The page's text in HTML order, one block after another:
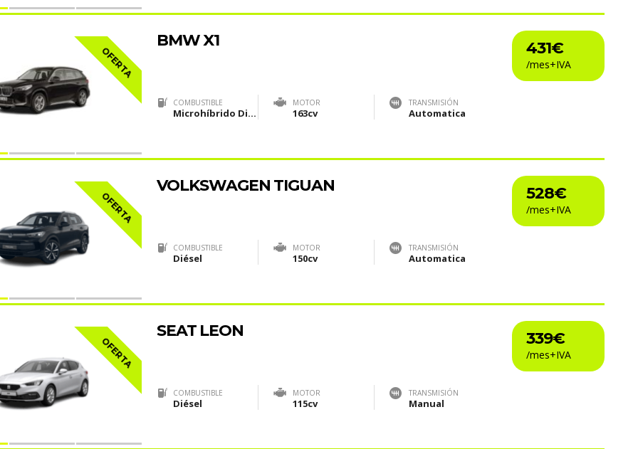
OFERTA 431€
BMW X1
COMBUSTIBLE
Microhíbrido Diesel(MHEV)
MOTOR
163cv
TRANSMISIÓN
Automatica
OFERTA 528€
VOLKSWAGEN TIGUAN
COMBUSTIBLE
Diésel
MOTOR
150cv
TRANSMISIÓN
Automatica
OFERTA 339€
SEAT LEON
COMBUSTIBLE
Diésel
MOTOR
115cv
TRANSMISIÓN
Manual